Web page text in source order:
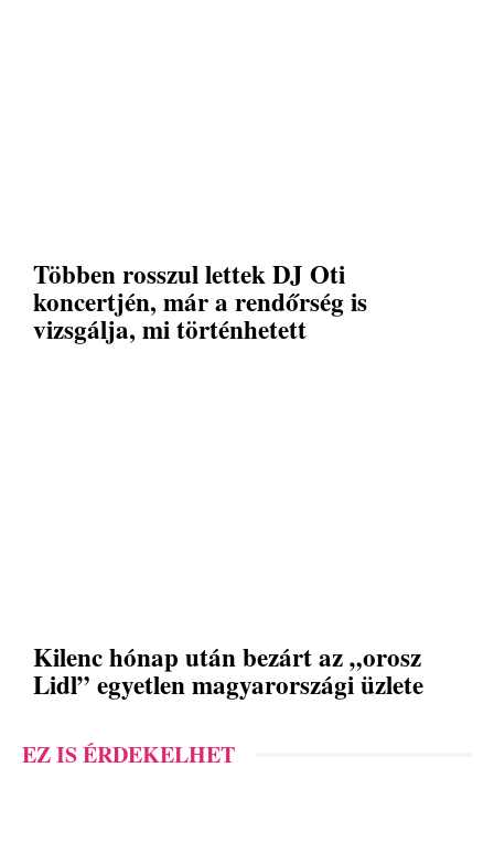
Többen rosszul lettek DJ Oti
koncertjén, már a rendőrség is
vizsgálja, mi történhetett
Kilenc hónap után bezárt az „orosz
Lidl” egyetlen magyarországi üzlete
EZ IS ÉRDEKELHET